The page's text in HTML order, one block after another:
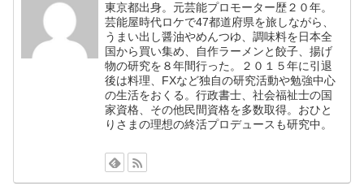
東京都出身。元芸能プロモーター歴２０年。
芸能屋時代ロケで47都道府県を旅しながら、
うまい出し醤油やめんつゆ、調味料を日本全
国から買い集め、自作ラーメンと餃子、揚げ
物の研究を８年間行った。２０１５年に引退
後は料理、FXなど独自の研究活動や勉強中心
の生活をおくる。行政書士、社会福祉士の国
家資格、その他民間資格を多数取得。おひと
りさまの理想の終活プロデュースも研究中。